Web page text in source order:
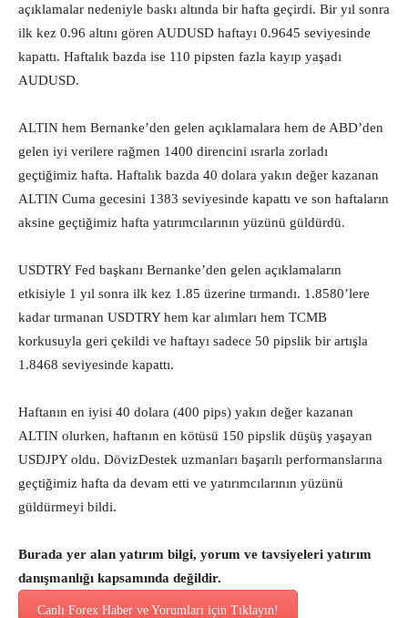
açıklamalar nedeniyle baskı altında bir hafta geçirdi. Bir yıl sonra
ilk kez 0.96 altını gören AUDUSD haftayı 0.9645 seviyesinde
kapattı. Haftalık bazda ise 110 pipsten fazla kayıp yaşadı
AUDUSD.
ALTIN hem Bernanke’den gelen açıklamalara hem de ABD’den
gelen iyi verilere rağmen 1400 direncini ısrarla zorladı
geçtiğimiz hafta. Haftalık bazda 40 dolara yakın değer kazanan
ALTIN Cuma gecesini 1383 seviyesinde kapattı ve son haftaların
aksine geçtiğimiz hafta yatırımcılarının yüzünü güldürdü.
USDTRY Fed başkanı Bernanke’den gelen açıklamaların
etkisiyle 1 yıl sonra ilk kez 1.85 üzerine tırmandı. 1.8580’lere
kadar tırmanan USDTRY hem kar alımları hem TCMB
korkusuyla geri çekildi ve haftayı sadece 50 pipslik bir artışla
1.8468 seviyesinde kapattı.
Haftanın en iyisi 40 dolara (400 pips) yakın değer kazanan
ALTIN olurken, haftanın en kötüsü 150 pipslik düşüş yaşayan
USDJPY oldu. DövizDestek uzmanları başarılı performanslarına
geçtiğimiz hafta da devam etti ve yatırımcılarının yüzünü
güldürmeyi bildi.
Burada yer alan yatırım bilgi, yorum ve tavsiyeleri yatırım
danışmanlığı kapsamında değildir.
Canlı Forex Haber ve Yorumları için Tıklayın!